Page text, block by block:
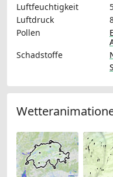
Luftfeuchtigkeit
Luftdruck
Pollen
Schadstoffe